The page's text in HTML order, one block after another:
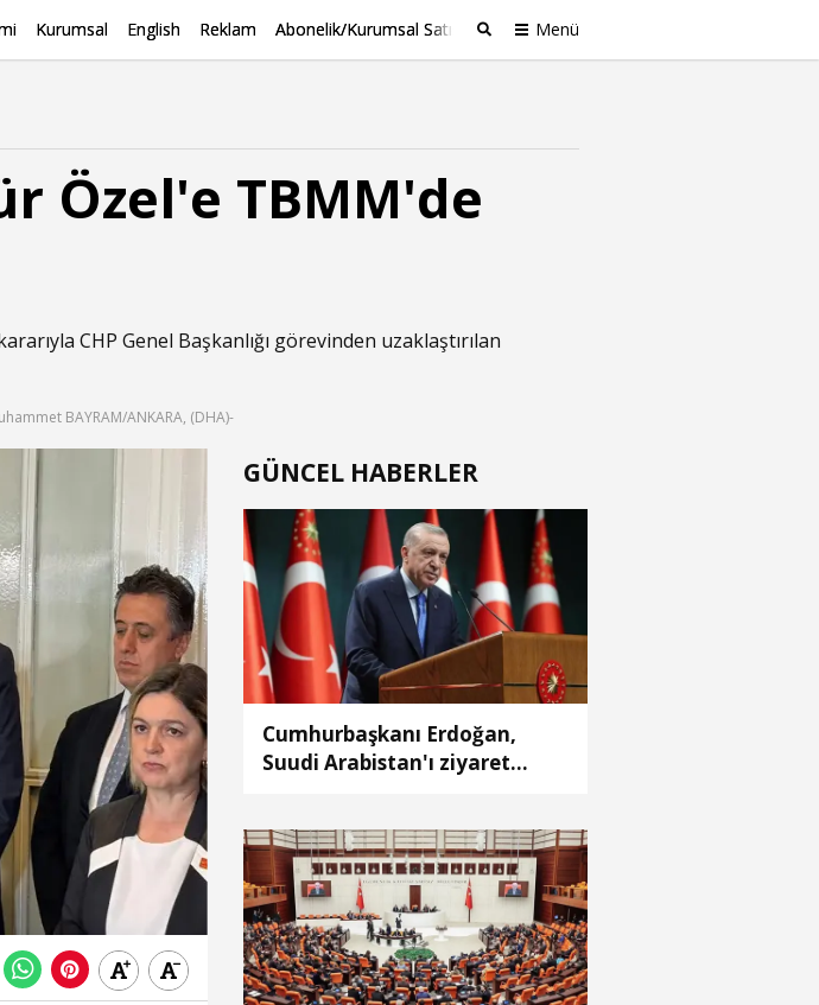
Kurumsal English Reklam Abonelik/Kurumsal Satış Menü
Özel'e TBMM'de
CHP Genel Başkanlığı görevinden uzaklaştırılan
BAYRAM/ANKARA, (DHA)-
GÜNCEL HABERLER
Cumhurbaşkanı Erdoğan,
Suudi Arabistan'ı ziyaret